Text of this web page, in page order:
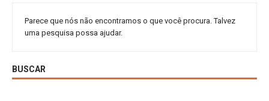
Parece que nós não encontramos o que você procura. Talvez
uma pesquisa possa ajudar.
BUSCAR